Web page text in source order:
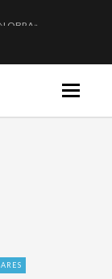
OBRA»
UN BAR.